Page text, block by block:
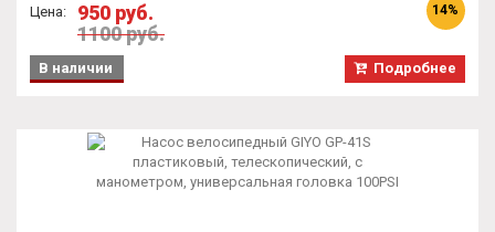
Цена:
950 руб.
1100 руб.
14%
Подробнее
В наличии